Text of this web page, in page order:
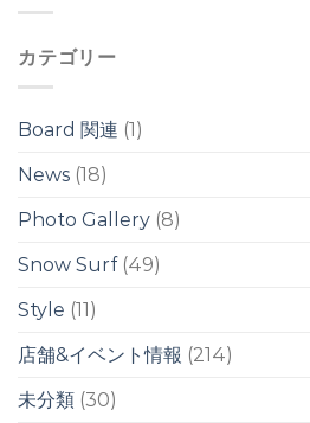
ッ
ド
ッ
ウ
は
カテゴリー
Board 関連 (1)
News (18)
Photo Gallery (8)
Snow Surf(49)
Style (11)
店舗&イベント情報 (214)
未分類 (30)